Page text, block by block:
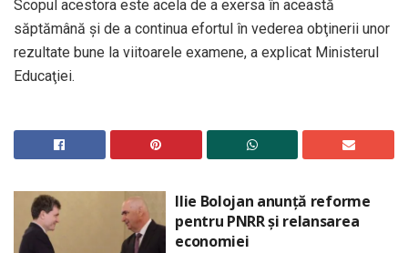
Scopul acestora este acela de a exersa în această
săptămână şi de a continua efortul în vederea obţinerii unor
rezultate bune la viitoarele examene, a explicat Ministerul
Educaţiei.
Ilie Bolojan anunță reforme
pentru PNRR și relansarea
economiei